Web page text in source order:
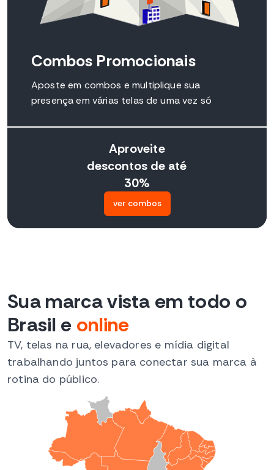
Combos Promocionais
Aposte em combos e multiplique sua
presença em várias telas de uma vez só
Aproveite
descontos de até
30%
ver combos
Sua marca vista em todo o
Brasil e online
TV, telas na rua, elevadores e mídia digital
trabalhando juntos para conectar sua marca à
rotina do público.